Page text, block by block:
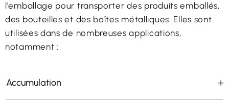
l'emballage pour transporter des produits emballés,
des bouteilles et des boîtes métalliques. Elles sont
utilisées dans de nombreuses applications,
notamment :
Accumulation